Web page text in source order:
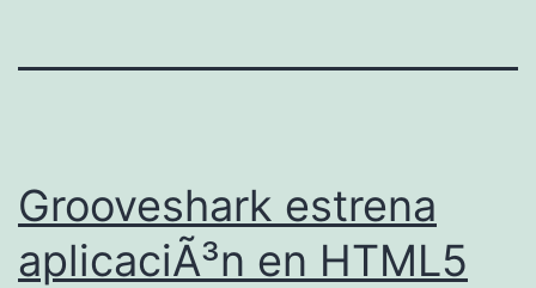
Grooveshark estrena
aplicaciÃ³n en HTML5